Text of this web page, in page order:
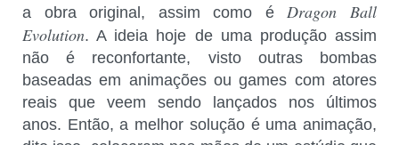
a obra original, assim como éDragon Ball
Evolution. A ideia hoje de uma produção assim
não é reconfortante, visto outras bombas
baseadas em animações ou games com atores
reais que veem sendo lançados nos últimos
anos. Então, a melhor solução é uma animação,